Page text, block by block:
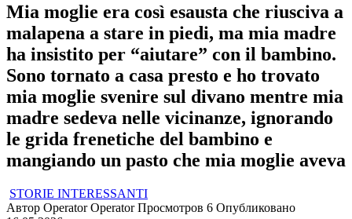
Mia moglie era così esausta che riusciva a
malapena a stare in piedi, ma mia madre
ha insistito per “aiutare” con il bambino.
Sono tornato a casa presto e ho trovato
mia moglie svenire sul divano mentre mia
madre sedeva nelle vicinanze, ignorando
le grida frenetiche del bambino e
mangiando un pasto che mia moglie aveva
STORIE INTERESSANTI
Автор Operator Operator Просмотров 6 Опубликовано